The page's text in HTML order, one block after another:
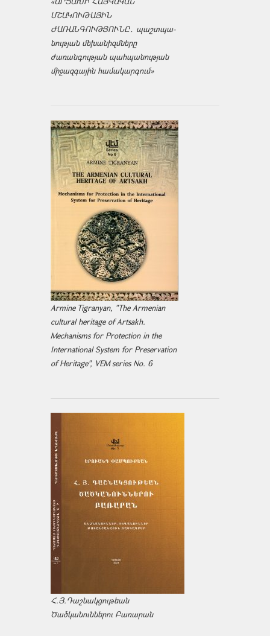
ՄՇԱԿՈՒԹԱՅԻՆ
ԺԱՌԱՆԳՈՒԹՅՈՒՆԸ․ պաշտպա­
նության մեխանիզմները
ժառանգության պահպանության
միջազ­գային համակարգում»
Armine Tigranyan, "The Armenian
cultural heritage of Artsakh.
Mechanisms for Protection in the
International System for Preservation
of Heritage", VEM series No. 6
Հ.Յ.Դաշնակցութեան
Ծածկանուններու Բառարան